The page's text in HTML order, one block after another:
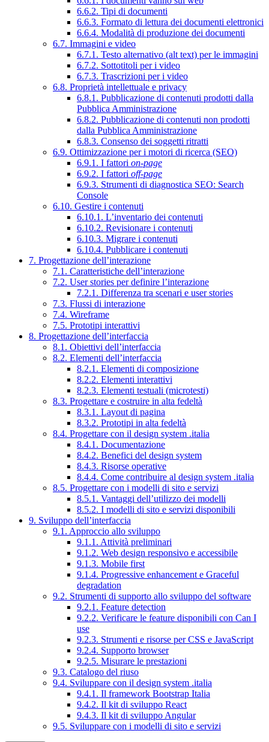
6.6.2. Tipi di documenti
6.6.3. Formato di lettura dei documenti elettronici
6.6.4. Modalità di produzione dei documenti
6.7. Immagini e video
6.7.1. Testo alternativo (alt text) per le immagini
6.7.2. Sottotitoli per i video
6.7.3. Trascrizioni per i video
6.8. Proprietà intellettuale e privacy
6.8.1. Pubblicazione di contenuti prodotti dalla
Pubblica Amministrazione
6.8.2. Pubblicazione di contenuti non prodotti
dalla Pubblica Amministrazione
6.8.3. Consenso dei soggetti ritratti
6.9. Ottimizzazione per i motori di ricerca (SEO)
6.9.1. I fattori on-page
6.9.2. I fattori off-page
6.9.3. Strumenti di diagnostica SEO: Search
Console
6.10. Gestire i contenuti
6.10.1. L’inventario dei contenuti
6.10.2. Revisionare i contenuti
6.10.3. Migrare i contenuti
6.10.4. Pubblicare i contenuti
7. Progettazione dell’interazione
7.1. Caratteristiche dell’interazione
7.2. User stories per definire l’interazione
7.2.1. Differenza tra scenari e user stories
7.3. Flussi di interazione
7.4. Wireframe
7.5. Prototipi interattivi
8. Progettazione dell’interfaccia
8.1. Obiettivi dell’interfaccia
8.2. Elementi dell’interfaccia
8.2.1. Elementi di composizione
8.2.2. Elementi interattivi
8.2.3. Elementi testuali (microtesti)
8.3. Progettare e costruire in alta fedeltà
8.3.1. Layout di pagina
8.3.2. Prototipi in alta fedeltà
8.4. Progettare con il design system .italia
8.4.1. Documentazione
8.4.2. Benefici del design system
8.4.3. Risorse operative
8.4.4. Come contribuire al design system .italia
8.5. Progettare con i modelli di sito e servizi
8.5.1. Vantaggi dell’utilizzo dei modelli
8.5.2. I modelli di sito e servizi disponibili
9. Sviluppo dell’interfaccia
9.1. Approccio allo sviluppo
9.1.1. Attività preliminari
9.1.2. Web design responsivo e accessibile
9.1.3. Mobile first
9.1.4. Progressive enhancement e Graceful
degradation
9.2. Strumenti di supporto allo sviluppo del software
9.2.1. Feature detection
9.2.2. Verificare le feature disponibili con Can I
use
9.2.3. Strumenti e risorse per CSS e JavaScript
9.2.4. Supporto browser
9.2.5. Misurare le prestazioni
9.3. Catalogo del riuso
9.4. Sviluppare con il design system .italia
9.4.1. Il framework Bootstrap Italia
9.4.2. Il kit di sviluppo React
9.4.3. Il kit di sviluppo Angular
9.5. Sviluppare con i modelli di sito e servizi